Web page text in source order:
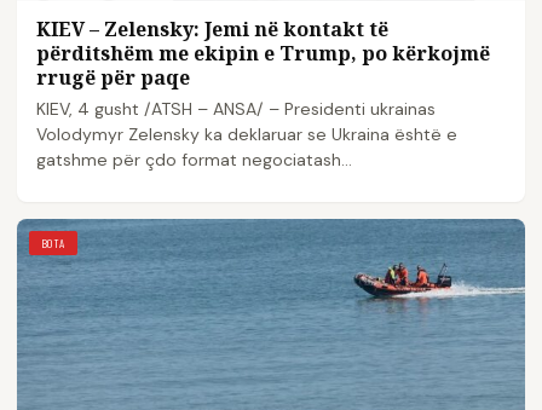
KIEV – Zelensky: Jemi në kontakt të
përditshëm me ekipin e Trump, po kërkojmë
rrugë për paqe
KIEV, 4 gusht /ATSH – ANSA/ – Presidenti ukrainas
Volodymyr Zelensky ka deklaruar se Ukraina është e
gatshme për çdo format negociatash…
BOTA